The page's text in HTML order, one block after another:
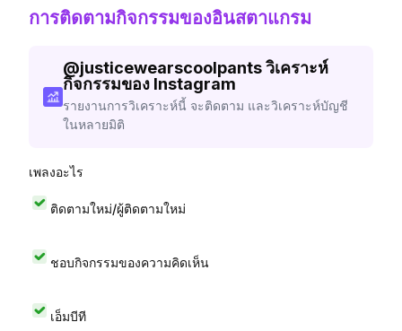
การติดตามกิจกรรมของอินสตาแกรม
@justicewearscoolpants วิเคราะห์
กิจกรรมของ Instagram
รายงานการวิเคราะห์นี้ จะติดตาม และวิเคราะห์บัญชี
ในหลายมิติ
เพลงอะไร
ติดตามใหม่/ผู้ติดตามใหม่
ชอบกิจกรรมของความคิดเห็น
เอ็มบีที